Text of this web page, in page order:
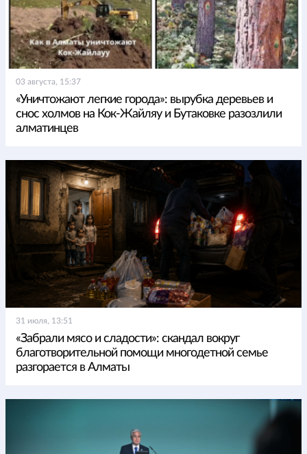
03 августа, 15:37
«Уничтожают легкие города»: вырубка деревьев и
снос холмов на Кок-Жайляу и Бутаковке разозлили
алматинцев
31 июля, 13:51
«Забрали мясо и сладости»: скандал вокруг
благотворительной помощи многодетной семье
разгорается в Алматы